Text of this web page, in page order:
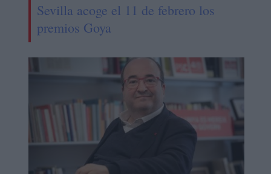
Sevilla acoge el 11 de febrero los
premios Goya